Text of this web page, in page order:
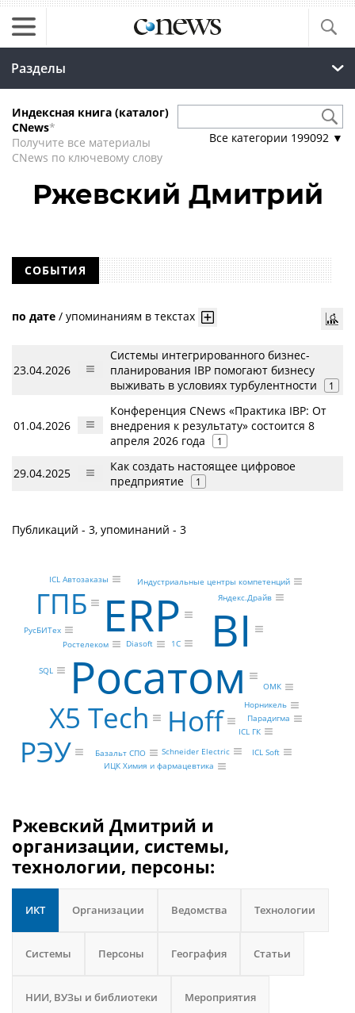
Разделы
Индексная книга (каталог)
CNews*
Получите все материалы
CNews по ключевому слову
Все категории 199092 ▼
Ржевский Дмитрий
СОБЫТИЯ
по дате / упоминаниям в текстах
23.04.2026
Системы интегрированного бизнес-
планирования IBP помогают бизнесу
выживать в условиях турбулентности
1
01.04.2026
Конференция CNews «Практика IBP: От
внедрения к результату» состоится 8
апреля 2026 года
1
29.04.2025
Как создать настоящее цифровое
предприятие
1
Публикаций - 3, упоминаний - 3
Росатом
BI
ERP
X5 Tech Hoff
ГПБ
РЭУ
Ростелеком 1С
РусБИТех
Diasoft
ICL ГК
Базальт СПО
Schneider Electric ICL Soft
Парадигма
Норникель
Яндекс.Драйв
ОМК
Индустриальные центры компетенций
ИЦК Химия и фармацевтика
ICL Автозаказы
SQL
Ржевский Дмитрий и
организации, системы,
технологии, персоны:
ИКТ Организации Ведомства Технологии
Системы Персоны География Статьи
НИИ, ВУЗы и библиотеки Мероприятия